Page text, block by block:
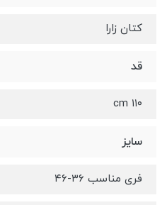
کتان زارا
قد
۱۱۰ cm
سایز
فری مناسب ۳۶-۴۶